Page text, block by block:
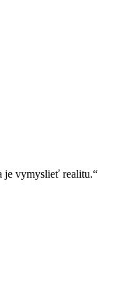
je vymyslieť realitu.